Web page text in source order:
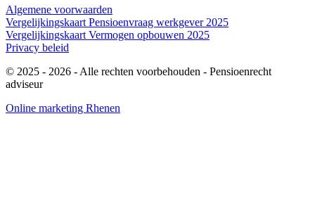
Algemene voorwaarden
Vergelijkingskaart Pensioenvraag werkgever 2025
Vergelijkingskaart Vermogen opbouwen 2025
Privacy beleid
© 2025 - 2026 - Alle rechten voorbehouden - Pensioenrecht
adviseur
Online marketing Rhenen